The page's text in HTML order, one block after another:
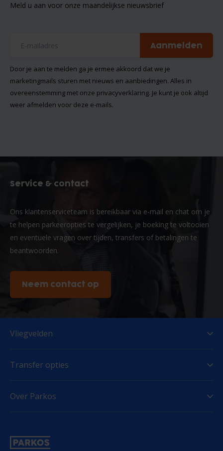
Meld u aan voor onze maandelijkse nieuwsbrief
Aanmelden
Door je aan te melden ga je ermee akkoord dat we je
marketingmails sturen met nieuws en aanbiedingen. Alles in
overeenstemming met onze privacyverklaring. Je kunt je ook altijd
weer afmelden voor deze e-mails.
Service & contact
Ons klantenserviceteam is bereikbaar via e-mail en chat om je
te helpen parkeeropties te vergelijken, je boeking te voltooien
en eventuele vragen over tijden, transfers of betalingen te
beantwoorden.
Neem contact op
Vliegvelden
Transfer opties
Over Parkos